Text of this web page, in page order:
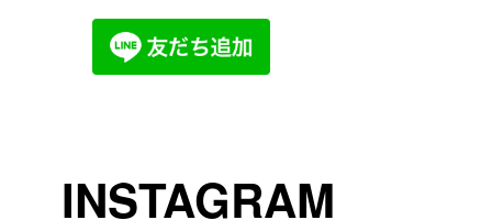
INSTAGRAM